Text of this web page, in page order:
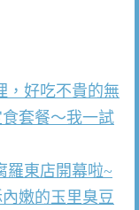
，好吃不貴的無
套餐～我一試
羅東店開幕啦~
嫩的玉里臭豆